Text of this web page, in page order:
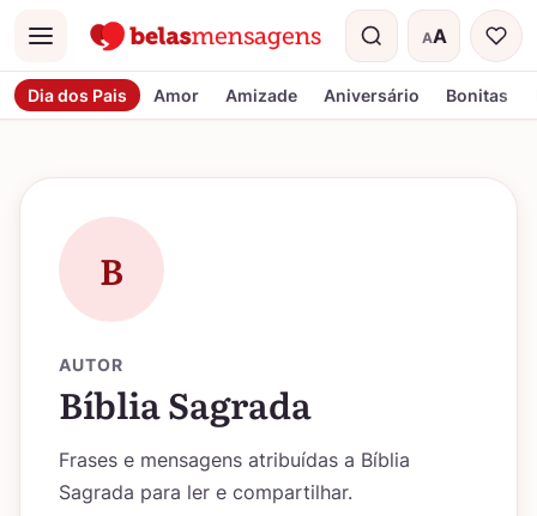
Menu AA
Tamanho do
Dia dos Pais Amor Amizade Aniversário Bonitas
B
AUTOR
Bíblia Sagrada
Frases e mensagens atribuídas a Bíblia
Sagrada para ler e compartilhar.